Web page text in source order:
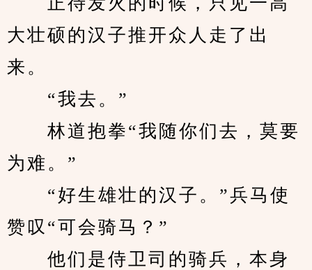
大壮硕的汉子推开众人走了出
来。
“我去。”
林道抱拳“我随你们去，莫要
为难。”
“好生雄壮的汉子。”兵马使
赞叹“可会骑马？”
他们是侍卫司的骑兵，本身